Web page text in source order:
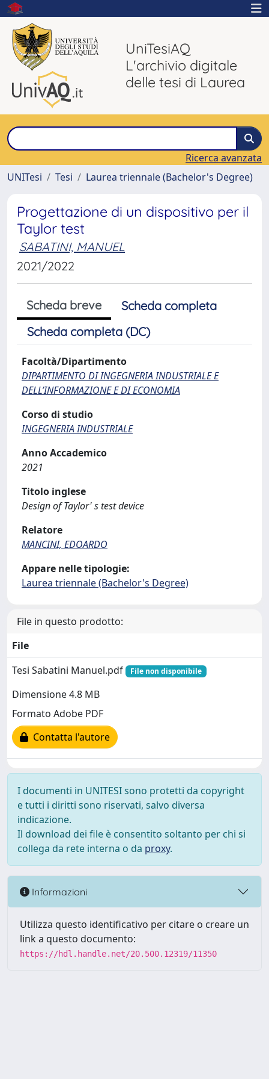
UniTesiAQ
L'archivio digitale
delle tesi di Laurea
Ricerca avanzata
UNITesi
Tesi Laurea triennale (Bachelor's Degree)
Progettazione di un dispositivo per il
Taylor test
SABATINI, MANUEL
2021/2022
Scheda breve
Scheda completa
Scheda completa (DC)
Facoltà/Dipartimento
DIPARTIMENTO DI INGEGNERIA INDUSTRIALE E
DELL’INFORMAZIONE E DI ECONOMIA
Corso di studio
INGEGNERIA INDUSTRIALE
Anno Accademico
2021
Titolo inglese
Design of Taylor' s test device
Relatore
MANCINI, EDOARDO
Appare nelle tipologie:
Laurea triennale (Bachelor's Degree)
File in questo prodotto:
File
Tesi Sabatini Manuel.pdf
File non disponibile
Dimensione 4.8 MB
Formato Adobe PDF
Contatta l'autore
I documenti in UNITESI sono protetti da copyright
e tutti i diritti sono riservati, salvo diversa
indicazione.
Il download dei file è consentito soltanto per chi si
collega da rete interna o da proxy.
Informazioni
Utilizza questo identificativo per citare o creare un
link a questo documento:
https://hdl.handle.net/20.500.12319/11350